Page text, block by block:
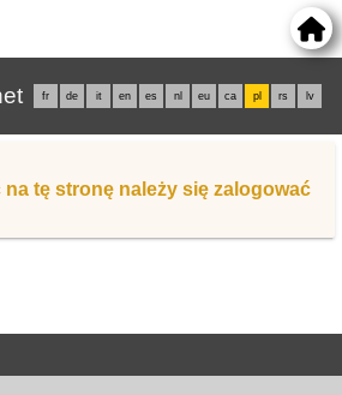
fr de it en es nl eu ca pl rs lv
na tę stronę należy się zalogować